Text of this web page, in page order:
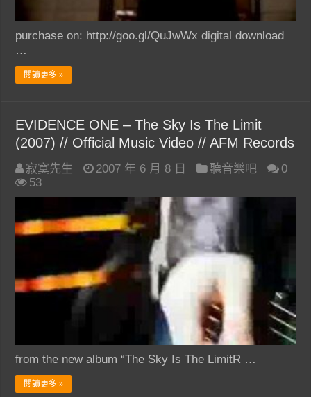
purchase on: http://goo.gl/QuJwWx digital download
…
閱讀更多 »
EVIDENCE ONE – The Sky Is The Limit
(2007) // Official Music Video // AFM Records
寂寞先生 2007 年 6 月 8 日 聽音樂吧
0
53
from the new album “The Sky Is The LimitR …
閱讀更多 »